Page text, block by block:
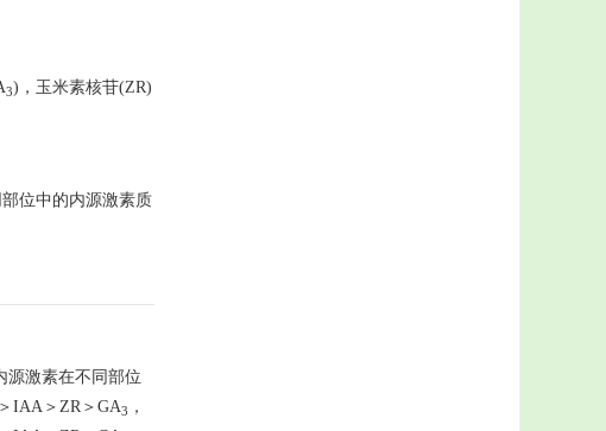
3)，玉米素核苷(ZR)
位中的内源激素质
源激素在不同部位
IAA＞ZR＞GA3
，